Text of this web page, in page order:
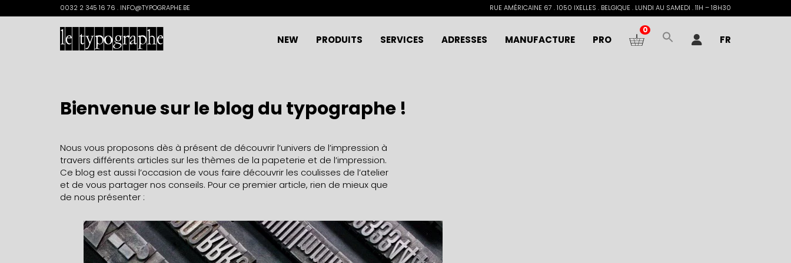
0032 2 345 16 76 . INFO@TYPOGRAPHE.BE RUE AMÉRICAINE 67 . 1050 IXELLES . BELGIQUE . LUNDI AU SAMEDI . 11H – 18H30
NEW PRODUITS SERVICES ADRESSES MANUFACTURE PRO FR
0
Bienvenue sur le blog du typographe !
Nous vous proposons dès à présent de découvrir l’univers de l’impression à
travers différents articles sur les thèmes de la papeterie et de l’impression.
Ce blog est aussi l’occasion de vous faire découvrir les coulisses de l’atelier
et de vous partager nos conseils. Pour ce premier article, rien de mieux que
de nous présenter :